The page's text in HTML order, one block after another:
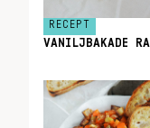
RECEPT
VANILJBAKADE